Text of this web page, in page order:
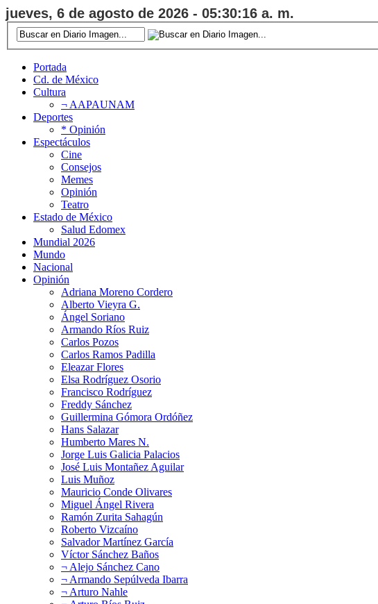
jueves, 6 de agosto de 2026 - 05:30:17 a. m.
Portada
Cd. de México
Cultura
¬ AAPAUNAM
Deportes
* Opinión
Espectáculos
Cine
Consejos
Memes
Opinión
Teatro
Estado de México
Salud Edomex
Mundial 2026
Mundo
Nacional
Opinión
Adriana Moreno Cordero
Alberto Vieyra G.
Ángel Soriano
Armando Ríos Ruiz
Carlos Pozos
Carlos Ramos Padilla
Eleazar Flores
Elsa Rodríguez Osorio
Francisco Rodríguez
Freddy Sánchez
Guillermina Gómora Ordóñez
Hans Salazar
Humberto Mares N.
Jorge Luis Galicia Palacios
José Luis Montañez Aguilar
Luis Muñoz
Mauricio Conde Olivares
Miguel Ángel Rivera
Ramón Zurita Sahagún
Roberto Vizcaíno
Salvador Martínez García
Víctor Sánchez Baños
¬ Alejo Sánchez Cano
¬ Armando Sepúlveda Ibarra
¬ Arturo Nahle